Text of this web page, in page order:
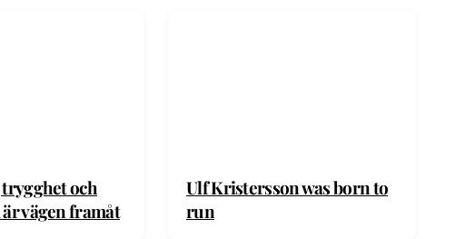
och
vägen framåt
Ulf Kristersson was born to
run